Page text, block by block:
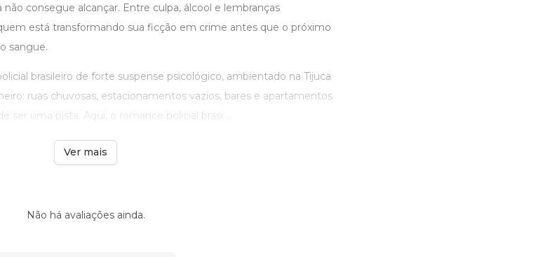
consegue alcançar. Entre culpa, álcool e lembranças
está transformando sua ficção em crime antes que o próximo
sangue.
brasileiro de forte suspense psicológico, ambientado na Tijuca
ruas chuvosas, estacionamentos vazios, bares e apartamentos
ser uma pista. Aqui, o romance policial brasi ...
Ver mais
Não há avaliações ainda.